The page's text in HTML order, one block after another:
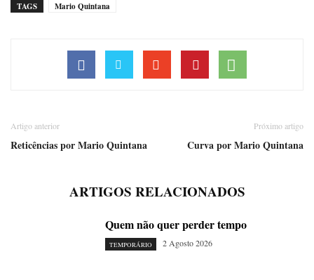
TAGS Mario Quintana
Artigo anterior
Reticências por Mario Quintana
Próximo artigo
Curva por Mario Quintana
ARTIGOS RELACIONADOS
Quem não quer perder tempo
TEMPORÁRIO 2 Agosto 2026